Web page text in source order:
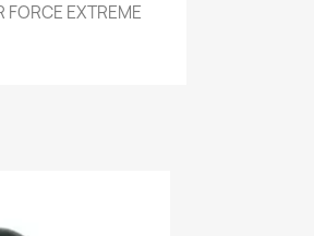
FORCE EXTREME